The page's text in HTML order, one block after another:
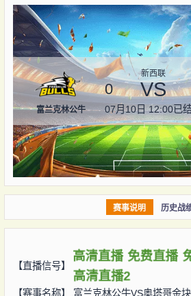
播
播
富兰克林公牛
新西联
0 VS
07月10日 12:00已
赛事说明 历史战
【直播信号】
高清直播 免费直播
高清直播2
【赛事名称】 富兰克林公牛VS奥塔哥金块